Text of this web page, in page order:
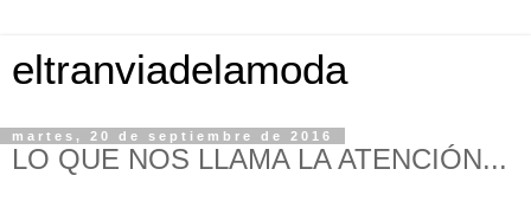
eltranviadelamoda
martes, 20 de septiembre de 2016
LO QUE NOS LLAMA LA ATENCIÓN...